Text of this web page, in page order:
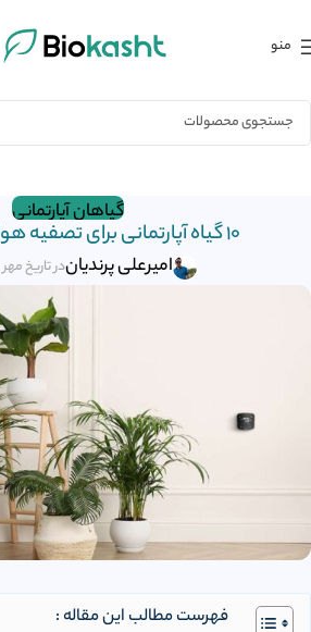
منو
گیاهان آپارتمانی
10 گیاه آپارتمانی برای تصفیه هوا و انرژی مثبت
امیرعلی پرندیاندر تاریخ مهر 4, 1402
فهرست مطالب این مقاله :